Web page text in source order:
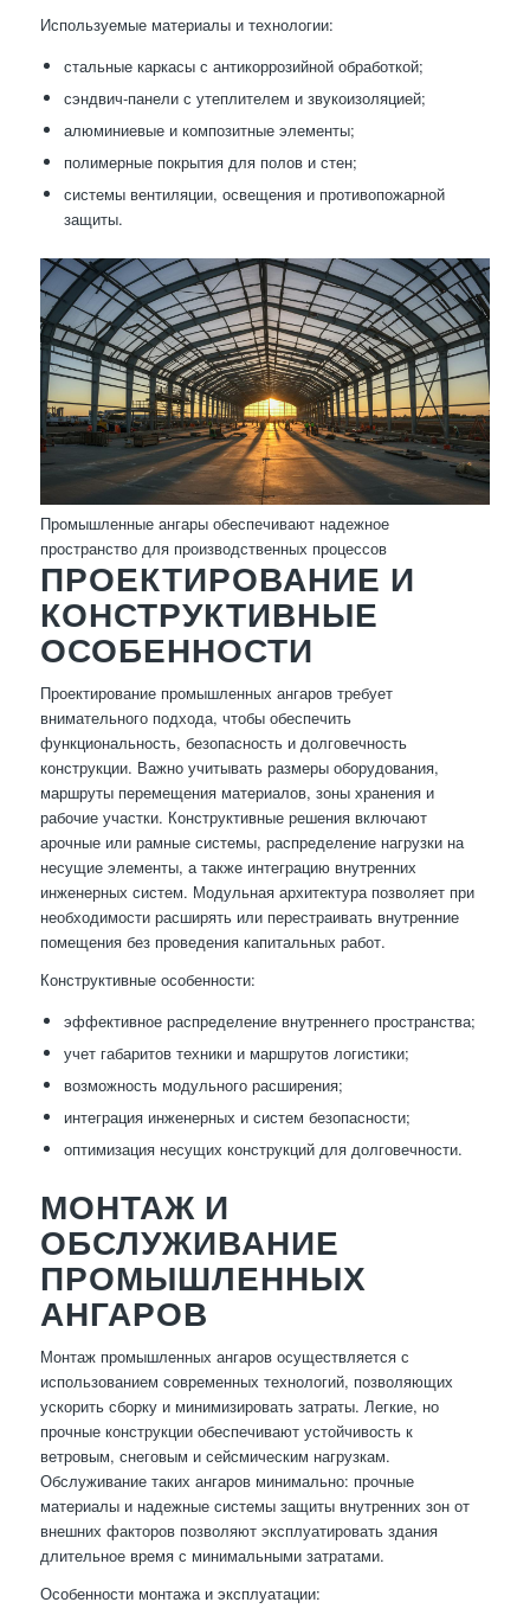
Используемые материалы и технологии:
стальные каркасы с антикоррозийной обработкой;
сэндвич-панели с утеплителем и звукоизоляцией;
алюминиевые и композитные элементы;
полимерные покрытия для полов и стен;
системы вентиляции, освещения и противопожарной
защиты.
Промышленные ангары обеспечивают надежное
пространство для производственных процессов
ПРОЕКТИРОВАНИЕ И
КОНСТРУКТИВНЫЕ
ОСОБЕННОСТИ
Проектирование промышленных ангаров требует
внимательного подхода, чтобы обеспечить
функциональность, безопасность и долговечность
конструкции. Важно учитывать размеры оборудования,
маршруты перемещения материалов, зоны хранения и
рабочие участки. Конструктивные решения включают
арочные или рамные системы, распределение нагрузки на
несущие элементы, а также интеграцию внутренних
инженерных систем. Модульная архитектура позволяет при
необходимости расширять или перестраивать внутренние
помещения без проведения капитальных работ.
Конструктивные особенности:
эффективное распределение внутреннего пространства;
учет габаритов техники и маршрутов логистики;
возможность модульного расширения;
интеграция инженерных и систем безопасности;
оптимизация несущих конструкций для долговечности.
МОНТАЖ И
ОБСЛУЖИВАНИЕ
ПРОМЫШЛЕННЫХ
АНГАРОВ
Монтаж промышленных ангаров осуществляется с
использованием современных технологий, позволяющих
ускорить сборку и минимизировать затраты. Легкие, но
прочные конструкции обеспечивают устойчивость к
ветровым, снеговым и сейсмическим нагрузкам.
Обслуживание таких ангаров минимально: прочные
материалы и надежные системы защиты внутренних зон от
внешних факторов позволяют эксплуатировать здания
длительное время с минимальными затратами.
Особенности монтажа и эксплуатации: